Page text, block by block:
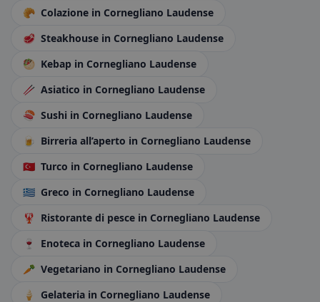
🥐 Colazione in Cornegliano Laudense
🥩 Steakhouse in Cornegliano Laudense
🥙 Kebap in Cornegliano Laudense
🥢 Asiatico in Cornegliano Laudense
🍣 Sushi in Cornegliano Laudense
🍺 Birreria all’aperto in Cornegliano Laudense
🇹🇷 Turco in Cornegliano Laudense
🇬🇷 Greco in Cornegliano Laudense
🦞 Ristorante di pesce in Cornegliano Laudense
🍷
Enoteca in Cornegliano Laudense
🥕 Vegetariano in Cornegliano Laudense
🍦
Gelateria in Cornegliano Laudense